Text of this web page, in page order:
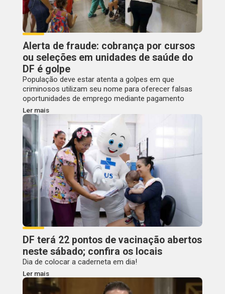
Alerta de fraude: cobrança por cursos
ou seleções em unidades de saúde do
DF é golpe
População deve estar atenta a golpes em que
criminosos utilizam seu nome para oferecer falsas
oportunidades de emprego mediante pagamento
Ler mais
DF terá 22 pontos de vacinação abertos
neste sábado; confira os locais
Dia de colocar a caderneta em dia!
Ler mais